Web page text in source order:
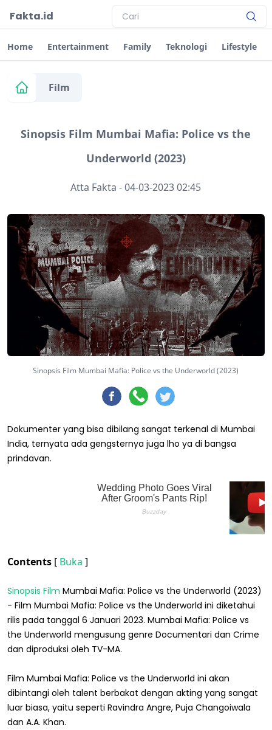
Fakta.id
Home Entertainment Family Teknologi Lifestyle
Film
Sinopsis Film Mumbai Mafia: Police vs the
Underworld (2023)
Atta Fakta -04-03-2023 02:45
Sinopsis Film Mumbai Mafia: Police vs the Underworld (2023)
Dokumenter yang bisa dibilang sangat terkenal di Mumbai
India, ternyata ada gengsternya juga lho ya di bangsa
prindavan.
Contents [ Buka ]
Sinopsis Film Mumbai Mafia: Police vs the Underworld (2023)
- Film Mumbai Mafia: Police vs the Underworld ini diketahui
rilis pada tanggal 6 Januari 2023. Mumbai Mafia: Police vs
the Underworld mengusung genre Documentari dan Crime
dan diproduksi oleh TV-MA.
Film Mumbai Mafia: Police vs the Underworld ini akan
dibintangi oleh talent berbakat dengan akting yang sangat
luar biasa, yaitu seperti Ravindra Angre, Puja Changoiwala
dan A.A. Khan.